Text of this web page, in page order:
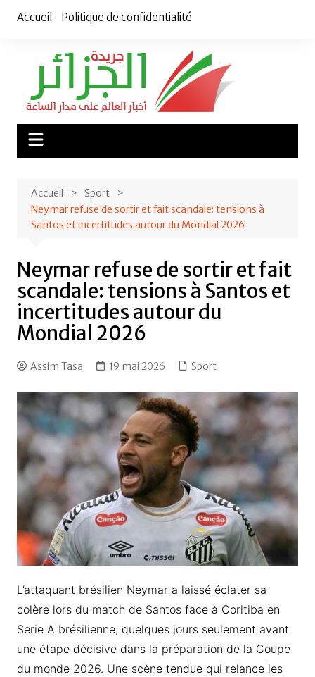
Accueil Politique de confidentialité
Accueil
Sport
Neymar refuse de sortir et fait scandale: tensions à
Santos et incertitudes autour du Mondial 2026
Neymar refuse de sortir et fait
scandale: tensions à Santos et
incertitudes autour du
Mondial 2026
Assim Tasa 19 mai 2026 Sport
L’attaquant brésilien Neymar a laissé éclater sa
colère lors du match de Santos face à Coritiba en
Serie A brésilienne, quelques jours seulement avant
une étape décisive dans la préparation de la Coupe
du monde 2026. Une scène tendue qui relance les